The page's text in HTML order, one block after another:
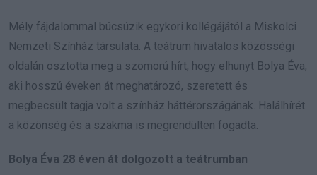
Mély fájdalommal búcsúzik egykori kollégájától a Miskolci
Nemzeti Színház társulata. A teátrum hivatalos közösségi
oldalán osztotta meg a szomorú hírt, hogy elhunyt Bolya Éva,
aki hosszú éveken át meghatározó, szeretett és
megbecsült tagja volt a színház háttérországának. Halálhírét
a közönség és a szakma is megrendülten fogadta.
Bolya Éva 28 éven át dolgozott a teátrumban